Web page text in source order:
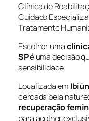
Clínica de
Cuidado
Tratamento
Escolher uma
SPé uma decisão
sensibilidade.
Localizada em
cercada pela
recuperação
para acolher